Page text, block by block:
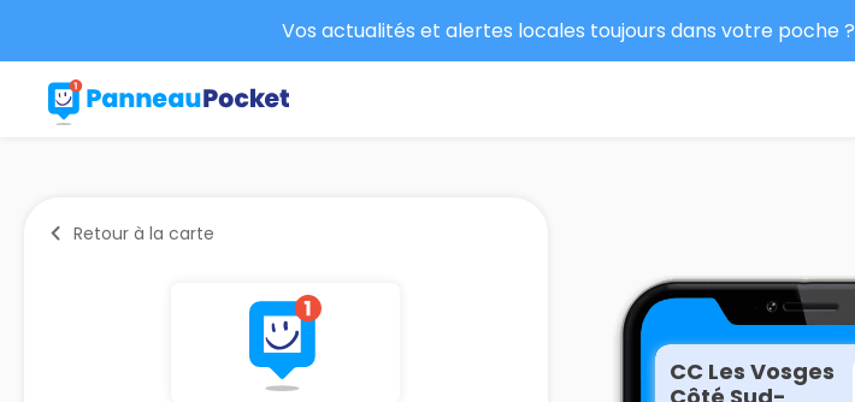
Vos actualités et alertes locales toujours dans votre poche ?
Retour à la carte
CC Les Vosges